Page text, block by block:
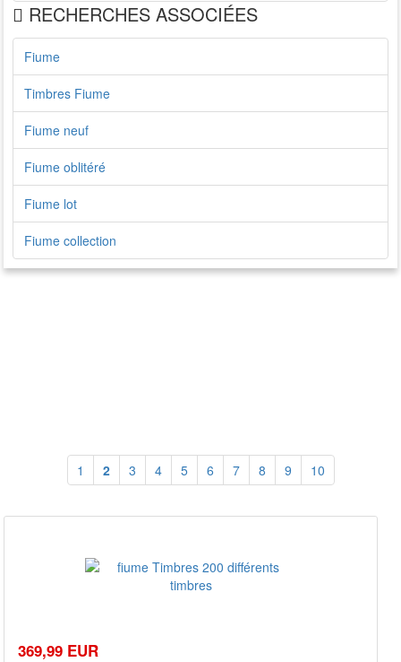
RECHERCHES ASSOCIÉES
Fiume
Timbres Fiume
Fiume neuf
Fiume oblitéré
Fiume lot
Fiume collection
1 2 3 4 5 6 7 8 9 10
369,99 EUR